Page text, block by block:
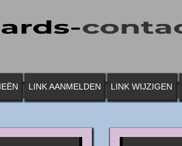
LINK AANMELDEN LINK WIJZIGEN